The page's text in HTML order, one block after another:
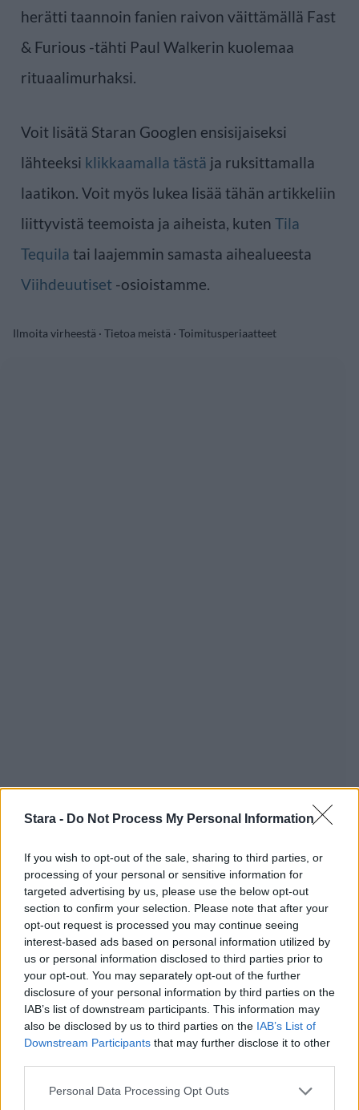
Stara - Do Not Process My Personal Information
If you wish to opt-out of the sale, sharing to third parties, or
processing of your personal or sensitive information for
targeted advertising by us, please use the below opt-out
section to confirm your selection. Please note that after your
opt-out request is processed you may continue seeing
interest-based ads based on personal information utilized by
us or personal information disclosed to third parties prior to
your opt-out. You may separately opt-out of the further
disclosure of your personal information by third parties on the
IAB’s list of downstream participants. This information may
also be disclosed by us to third parties on the IAB’s List of
Downstream Participants that may further disclose it to other
Personal Data Processing Opt Outs
herätti taannoin fanien raivon väittämällä Fast
& Furious -tähti Paul Walkerin kuolemaa
rituaalimurhaksi.
Voit lisätä Staran Googlen ensisijaiseksi
lähteeksi klikkaamalla tästä ja ruksittamalla
laatikon. Voit myös lukea lisää tähän artikkeliin
liittyvistä teemoista ja aiheista, kuten Tila
Tequila tai laajemmin samasta aihealueesta
Viihdeuutiset -osioistamme.
Ilmoita virheestä · Tietoa meistä · Toimitusperiaatteet
Staran luetuimmat
1
MATKAILU